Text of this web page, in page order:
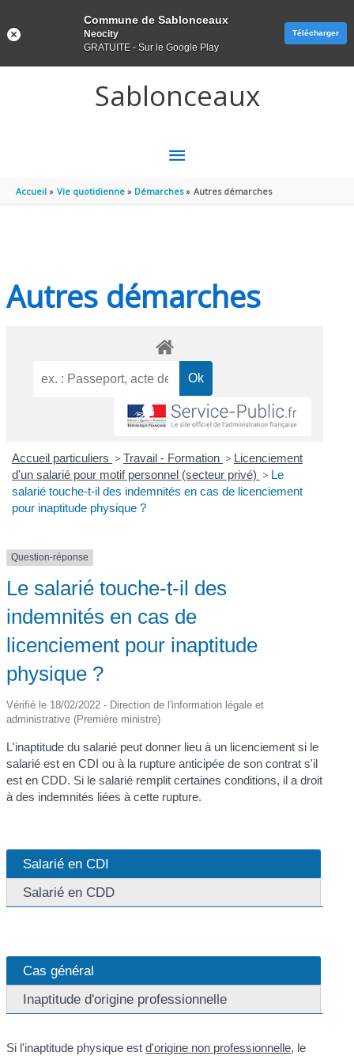
Sablonceaux
MENU
PRINCIPAL
Accueil Vie quotidienne Démarches Autres démarches
Autres démarches
Accueil particuliers > Travail - Formation > Licenciement
d'un salarié pour motif personnel (secteur privé) > Le
salarié touche-t-il des indemnités en cas de licenciement
pour inaptitude physique ?
Question-réponse
Le salarié touche-t-il des
indemnités en cas de
licenciement pour inaptitude
physique ?
Vérifié le 18/02/2022 - Direction de l'information légale et
administrative (Première ministre)
L'inaptitude du salarié peut donner lieu à un licenciement si le
salarié est en CDI ou à la rupture anticipée de son contrat s'il
est en CDD. Si le salarié remplit certaines conditions, il a droit
à des indemnités liées à cette rupture.
Salarié en CDI
Salarié en CDD
Cas général
Inaptitude d'origine professionnelle
Si l'inaptitude physique estd'origine non professionnelle, le
Commune de Sablonceaux
Neocity
GRATUITE - Sur le Google Play
Télécharger